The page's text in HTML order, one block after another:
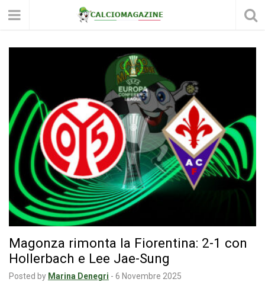
Magonza rimonta la Fiorentina: 2-1 con
Hollerbach e Lee Jae-Sung
Posted by Marina Denegri - 6 Novembre 2025